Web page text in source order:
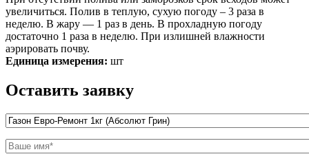
увеличиться. Полив в теплую, сухую погоду – 3 раза в
неделю. В жару — 1 раз в день. В прохладную погоду
достаточно 1 раза в неделю. При излишней влажности
аэрировать почву.
Единица измерения: шт
Оставить заявку
Название товара*
Ваше имя